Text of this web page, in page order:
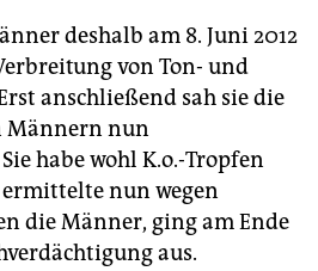
deshalb am 8. Juni 2012
von Ton- und
anschließend sah sie die
Männern nun
habe wohl K.o.-Tropfen
nun wegen
die Männer, ging am Ende
aus.